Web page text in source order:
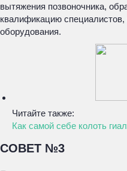
вытяжения позвоночника,
квалификацию специалистов,
оборудования.
Читайте также:
Как самой себе колоть
СОВЕТ №3